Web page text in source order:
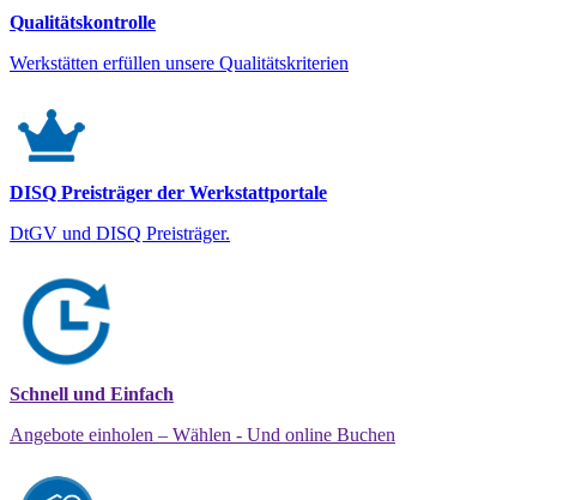
Qualitätskontrolle
Werkstätten erfüllen unsere Qualitätskriterien
DISQ Preisträger der Werkstattportale
DtGV und DISQ Preisträger.
Schnell und Einfach
Angebote einholen – Wählen - Und online Buchen